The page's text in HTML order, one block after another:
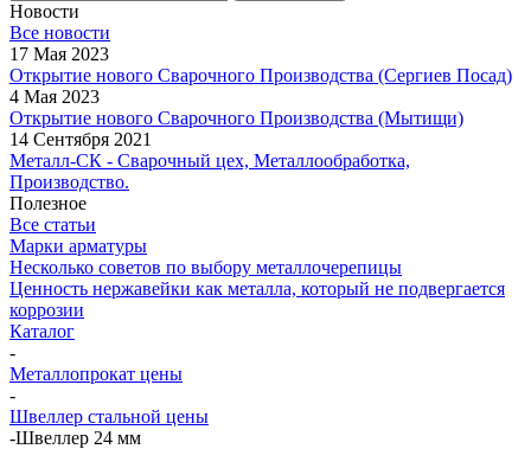
Новости
Все новости
17 Мая 2023
Открытие нового Сварочного Производства (Сергиев Посад)
4 Мая 2023
Открытие нового Сварочного Производства (Мытищи)
14 Сентября 2021
Металл-СК - Сварочный цех, Металлообработка,
Производство.
Полезное
Все статьи
Марки арматуры
Несколько советов по выбору металлочерепицы
Ценность нержавейки как металла, который не подвергается
коррозии
Каталог
-
Металлопрокат цены
-
Швеллер стальной цены
-Швеллер 24 мм